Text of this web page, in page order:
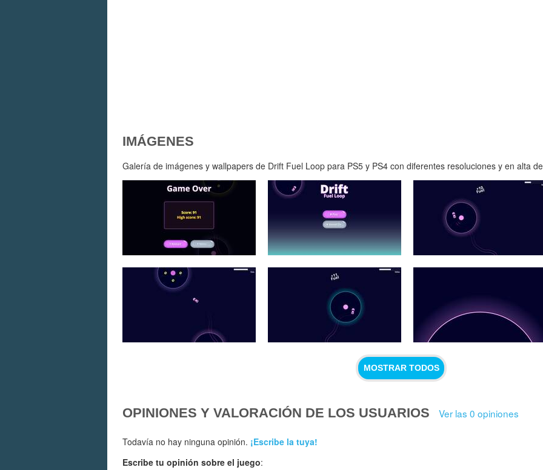
IMÁGENES
Galería de imágenes y wallpapers de Drift Fuel Loop para PS5 y PS4 con diferentes resoluciones y en alta
MOSTRAR TODOS
OPINIONES Y VALORACIÓN DE LOS USUARIOS Ver las 0 opiniones
Todavía no hay ninguna opinión. ¡Escribe la tuya!
Escribe tu opinión sobre el juego: